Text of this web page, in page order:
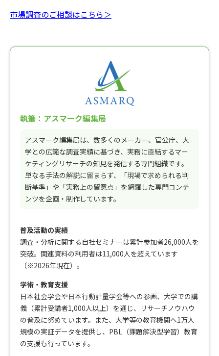
市場調査のご相談はこちら＞
執筆：アスマーク編集局
アスマーク編集局は、数多くのメーカー、官公庁、大
学との広範な調査実績に基づき、実務に直結するマー
ケティングリサーチの知見を発信する専門組織です。
単なる手法の解説に留まらず、「現場で求められる判
断基準」や「実務上の留意点」を網羅した専門コンテ
ンツを企画・制作しています。
普及活動の実績
調査・分析に関する自社セミナーは累計参加者26,000人を
突破。関連資料の利用者は11,000人を超えています
（※2026年現在）。
学術・教育支援
日本社会学会や日本行動計量学会等への参画、大学での講
義（累計受講者1,000人以上）を通じ、リサーチノウハウ
の普及に努めています。また、大学等の教育機関へ1万人
規模の実証データを提供し、PBL（課題解決型学習）教育
の支援も行っています。